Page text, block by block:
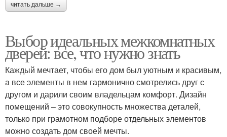
читать дальше →
Выбор идеальных межкомнатных
дверей: все, что нужно знать
Каждый мечтает, чтобы его дом был уютным и красивым,
а все элементы в нем гармонично смотрелись друг с
другом и дарили своим владельцам комфорт. Дизайн
помещений – это совокупность множества деталей,
только при грамотном подборе отдельных элементов
можно создать дом своей мечты.